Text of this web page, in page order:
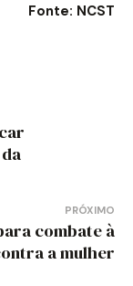
Fonte: NCST
PRÓXIMO
combate à
a mulher